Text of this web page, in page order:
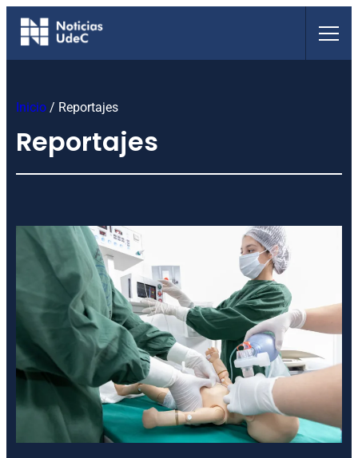
Saltar
Inicio / Reportajes
Reportajes